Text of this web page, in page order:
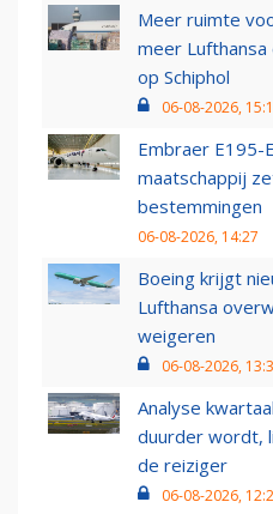
Meer ruimte
meer
op Schiphol
06-08-2026,
Embraer E195-
maatschappij
bestemmingen
06-08-2026, 14:27
Boeing krijgt
Lufthansa
weigeren
06-08-2026,
Analyse
duurder wordt,
de reiziger
06-08-2026,